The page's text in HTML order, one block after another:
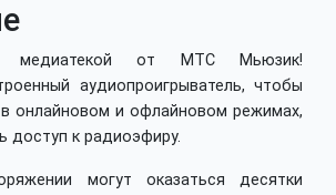
медиатекой от МТС Мьюзик!
аудиопроигрыватель, чтобы
онлайновом и офлайновом режимах,
доступ к радиоэфиру.
могут оказаться десятки